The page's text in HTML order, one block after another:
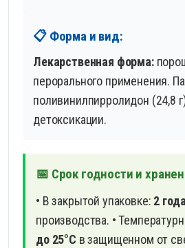
📋 Форма и вид:
Лекарственная форма:
перорального применения.
поливинилпирролидон (24,8
детоксикации.
📅 Срок годности и
• В закрытой упаковке: 2
производства. •
до 25°С в защищенном от